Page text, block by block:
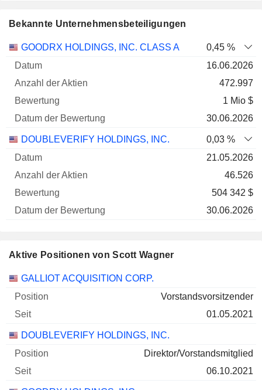
Bekannte Unternehmensbeteiligungen
Unternehmen
Anzahl
Bewertung
GOODRX HOLDINGS, INC. CLASS A
0,45 %
16.06.2026
472.997
1 Mio $
30.06.2026
DOUBLEVERIFY HOLDINGS, INC.
0,03 %
21.05.2026
46.526
504 342 $
30.06.2026
Aktive Positionen von Scott Wagner
Unternehmen Position Beginn
GALLIOT ACQUISITION CORP.
Vorstandsvorsitzender
01.05.2021
DOUBLEVERIFY HOLDINGS, INC.
Direktor/Vorstandsmitglied
06.10.2021